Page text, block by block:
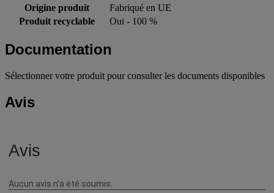
Origine produit
Fabriqué en UE
Produit recyclable
Oui - 100 %
Documentation
Sélectionner votre produit pour consulter les documents disponibles
Avis